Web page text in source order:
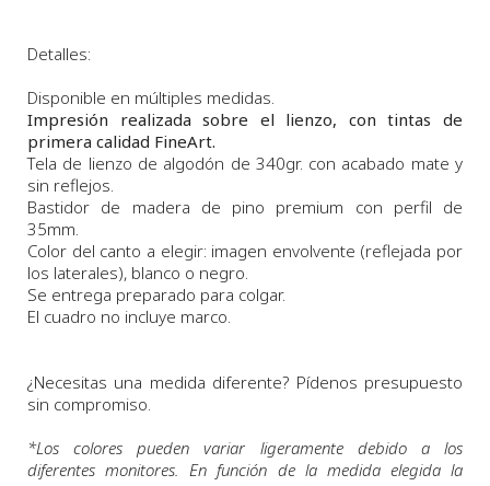
Detalles:
Disponible en múltiples medidas.
Impresión realizada sobre el lienzo, con tintas de
primera calidad FineArt.
Tela de lienzo de algodón de 340gr. con acabado mate y
sin reflejos.
Bastidor de madera de pino premium con perfil de
35mm.
Color del canto a elegir: imagen envolvente (reflejada por
los laterales), blanco o negro.
Se entrega preparado para colgar.
El cuadro no incluye marco.
¿Necesitas una medida diferente? Pídenos presupuesto
sin compromiso.
*Los colores pueden variar ligeramente debido a los
diferentes monitores. En función de la medida elegida la